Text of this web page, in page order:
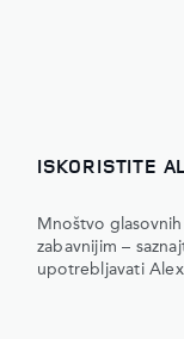
ISKORISTITE
Mnoštvo
zabavnijim –
upotrebljavati